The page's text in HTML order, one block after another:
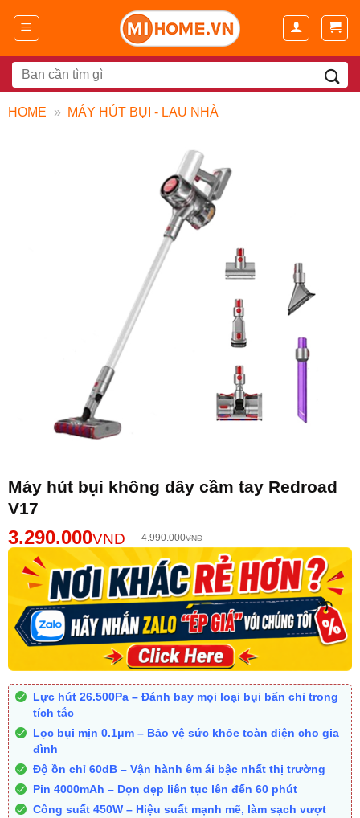
đến
dungSearch
for:
HOME » MÁY HÚT BỤI - LAU NHÀ
Máy hút bụi không dây cầm tay Redroad
V17
3.290.000VND 4.990.000VND
Lực hút 26.500Pa – Đánh bay mọi loại bụi bẩn chỉ trong
tích tắc
Lọc bụi mịn 0.1μm – Bảo vệ sức khỏe toàn diện cho gia
đình
Độ ồn chỉ 60dB – Vận hành êm ái bậc nhất thị trường
Pin 4000mAh – Dọn dẹp liên tục lên đến 60 phút
Công suất 450W – Hiệu suất mạnh mẽ, làm sạch vượt